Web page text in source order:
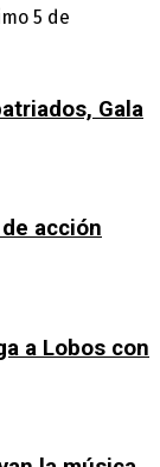
5 de
Gala
acción
a Lobos con